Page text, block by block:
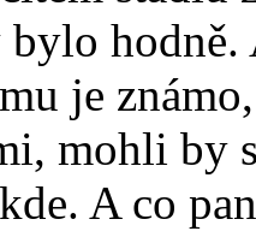
hodně.
je
mohli by
A co